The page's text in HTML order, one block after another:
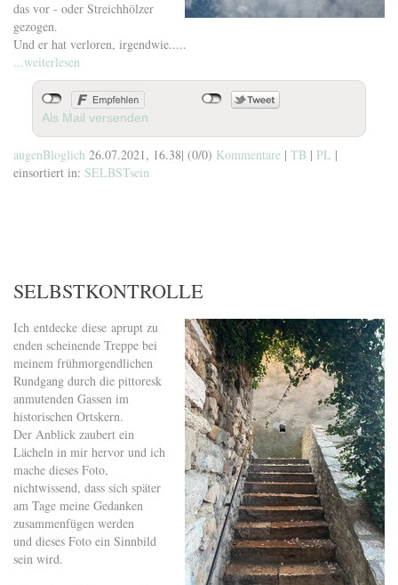
das vor - oder Streichhölzer
gezogen.
Und er hat verloren, irgendwie.....
...weiterlesen
Als Mail versenden
augenBloglich 26.07.2021, 16.38| (0/0) Kommentare | TB | PL |
einsortiert in: SELBSTsein
SELBSTKONTROLLE
Ich entdecke diese aprupt zu
enden scheinende Treppe bei
meinem frühmorgendlichen
Rundgang durch die pittoresk
anmutenden Gassen im
historischen Ortskern.
Der Anblick zaubert ein
Lächeln in mir hervor und ich
mache dieses Foto,
nichtwissend, dass sich später
am Tage meine Gedanken
zusammenfügen werden
und dieses Foto ein Sinnbild
sein wird.